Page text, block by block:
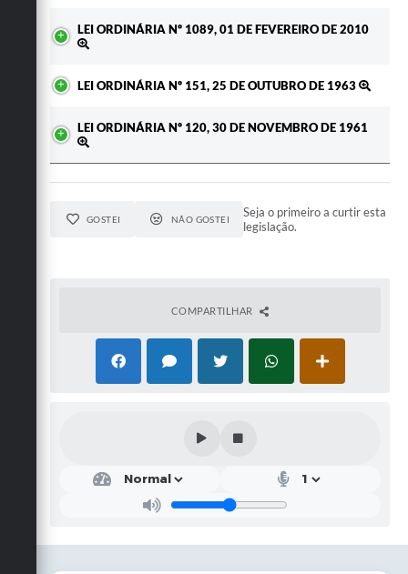
LEI ORDINÁRIA Nº 1089, 01 DE FEVEREIRO DE 2010
LEI ORDINÁRIA Nº 151, 25 DE OUTUBRO DE 1963
LEI ORDINÁRIA Nº 120, 30 DE NOVEMBRO DE 1961
GOSTEI NÃO GOSTEI
Seja o primeiro a curtir esta
legislação.
COMPARTILHAR